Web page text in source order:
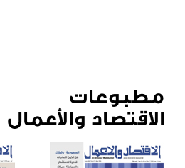
مطبوعات
الاقتصاد والأعمال